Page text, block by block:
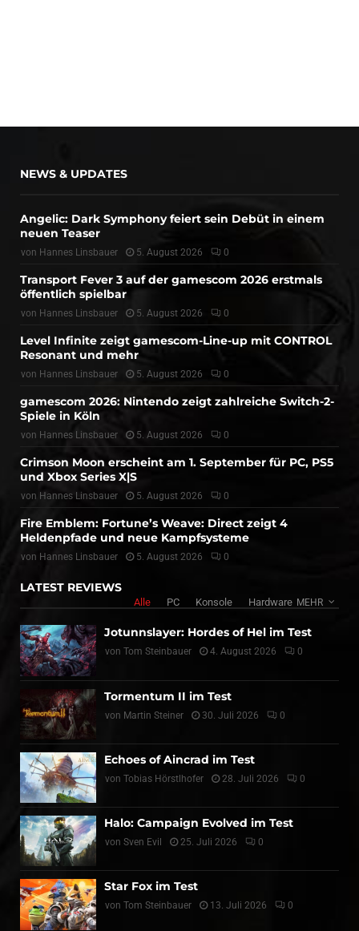
NEWS & UPDATES
Angelic: Dark Symphony feiert sein Debüt in einem
neuen Teaser
von Hannes Linsbauer 5. August 2026 0
Transport Fever 3 auf der gamescom 2026 erstmals
öffentlich spielbar
von Hannes Linsbauer 5. August 2026 0
Level Infinite zeigt gamescom-Line-up mit CONTROL
Resonant und mehr
von Hannes Linsbauer 5. August 2026 0
gamescom 2026: Nintendo zeigt zahlreiche Switch-2-
Spiele in Köln
von Hannes Linsbauer 5. August 2026 0
Crimson Moon erscheint am 1. September für PC, PS5
und Xbox Series X|S
von Hannes Linsbauer 5. August 2026 0
Fire Emblem: Fortune’s Weave: Direct zeigt 4
Heldenpfade und neue Kampfsysteme
von Hannes Linsbauer 5. August 2026 0
LATEST REVIEWS
Alle PC Konsole Hardware MEHR
Jotunnslayer: Hordes of Hel im Test
von Tom Steinbauer 4. August 2026 0
Tormentum II im Test
von Martin Steiner 30. Juli 2026 0
Echoes of Aincrad im Test
von Tobias Hörstlhofer 28. Juli 2026 0
Halo: Campaign Evolved im Test
von Sven Evil 25. Juli 2026 0
Star Fox im Test
von Tom Steinbauer 13. Juli 2026 0